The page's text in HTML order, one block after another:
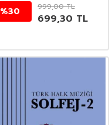
%30 999,00TL
699,30 TL